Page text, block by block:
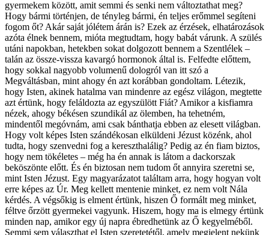
gyermekem között, amit semmi és senki nem változtathat meg?
Hogy bármi történjen, de tényleg bármi, én teljes erőmmel segíteni
fogom őt? Akár saját jólétem árán is? Ezek az érzések, elhatározások
azóta élnek bennem, mióta megtudtam, hogy babát várunk. A szülés
utáni napokban, hetekben sokat dolgozott bennem a Szentlélek –
talán az össze-vissza kavargó hormonok által is. Felfedte előttem,
hogy sokkal nagyobb volumenű dologról van itt szó a
Megváltásban, mint ahogy én azt korábban gondoltam. Létezik,
hogy Isten, akinek hatalma van mindenre az egész világon, megtette
azt értünk, hogy feláldozta az egyszülött Fiát? Amikor a kisfiamra
nézek, ahogy békésen szundikál az ölemben, ha tehetném,
mindentől megóvnám, ami csak bánthatja ebben az elesett világban.
Hogy volt képes Isten szándékosan elküldeni Jézust közénk, ahol
tudta, hogy szenvedni fog a kereszthalálig? Pedig az én fiam biztos,
hogy nem tökéletes – még ha én annak is látom a dackorszak
beköszönte előtt. És én biztosan nem tudom őt annyira szeretni se,
mint Isten Jézust. Egy magyarázatot találtam arra, hogy hogyan volt
erre képes az Úr. Meg kellett mentenie minket, ez nem volt Nála
kérdés. A végsőkig is elment értünk, hiszen Ő formált meg minket,
féltve őrzött gyermekei vagyunk. Hiszem, hogy ma is elmegy értünk
minden nap, amikor egy új napra ébredhetünk az Ő kegyelméből.
Semmi sem választhat el Isten szeretetétől, amely megjelent nekünk